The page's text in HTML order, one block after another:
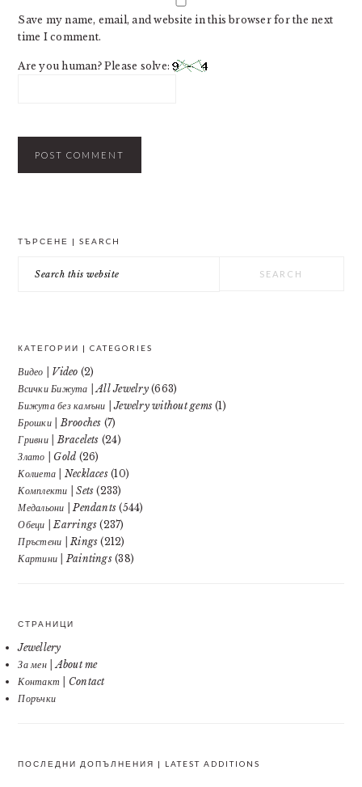
Save my name, email, and website in this browser for the next
time I comment.
Are you human? Please solve:
ТЪРСЕНЕ | SEARCH
this
КАТЕГОРИИ | CATEGORIES
Видео | Video (2)
Всички Бижута | All Jewelry(663)
Бижута без камъни | Jewelry without gems (1)
Брошки | Brooches (7)
Гривни | Bracelets (24)
Злато | Gold (26)
Колиета | Necklaces(10)
Комплекти | Sets (233)
Медальони | Pendants (544)
Обеци | Earrings (237)
Пръстени | Rings (212)
Картини | Paintings(38)
СТРАНИЦИ
Jewellery
За мен | About me
Контакт | Contact
Поръчки
ПОСЛЕДНИ ДОПЪЛНЕНИЯ | LATEST ADDITIONS